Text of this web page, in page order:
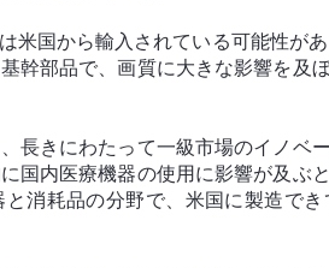
米国から輸入されている可能性が
幹部品で、画質に大きな影響を及
長きにわたって一級市場のイノベ
国内医療機器の使用に影響が及ぶ
消耗品の分野で、米国に製造で